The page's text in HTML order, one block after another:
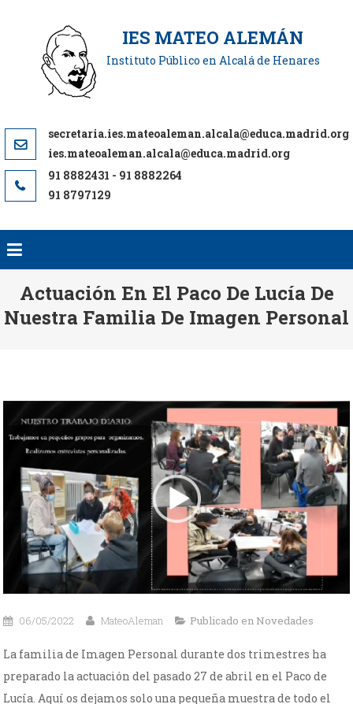
contenido
IES MATEO ALEMÁN
Instituto Público en Alcalá de Henares
ies.mateoaleman.alcala@educa.madrid.org
91 8797129
Actuación En El Paco De Lucía De
Nuestra Familia De Imagen Personal
06/05/2022 MateoAleman Publicado en Novedades
La familia de Imagen Personal durante dos trimestres ha
preparado la actuación del pasado 27 de abril en el Paco de
Lucía. Aquí os dejamos solo una pequeña muestra de todo el